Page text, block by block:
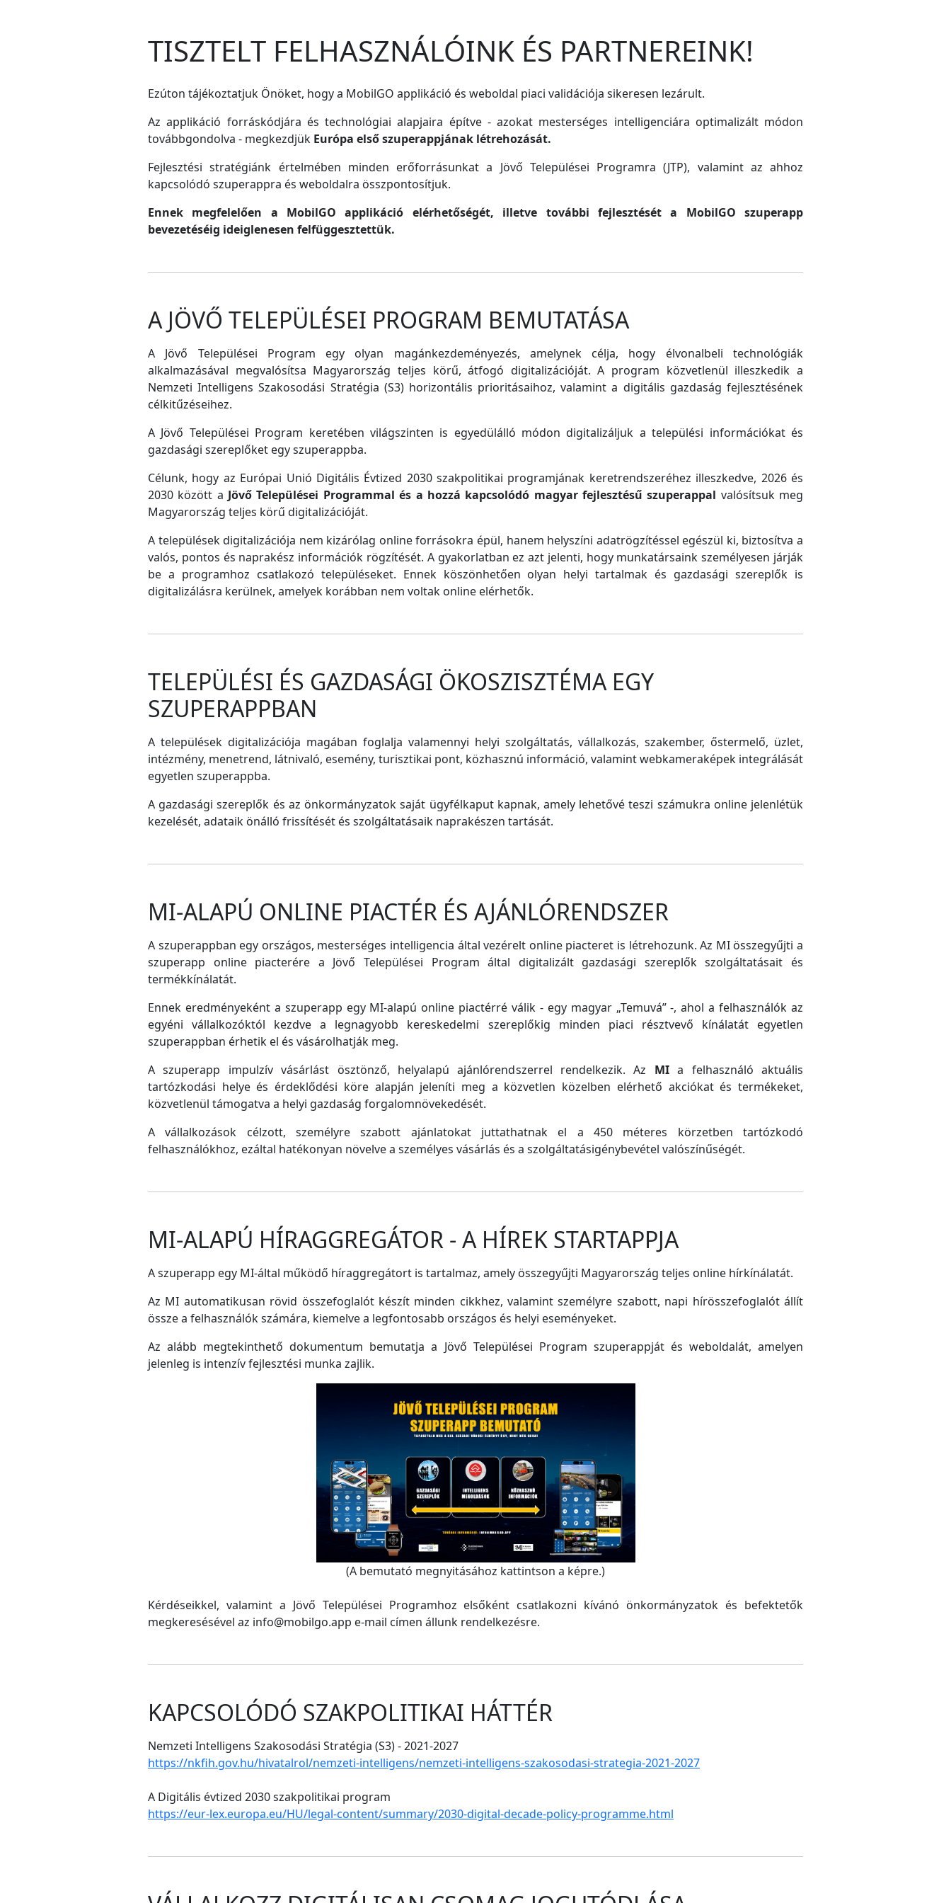
TISZTELT FELHASZNÁLÓINK ÉS PARTNEREINK!
Ezúton tájékoztatjuk Önöket, hogy a MobilGO applikáció és weboldal piaci validációja sikeresen lezárult.
Az applikáció forráskódjára és technológiai alapjaira építve - azokat mesterséges intelligenciára optimalizált módon
továbbgondolva - megkezdjük Európa első szuperappjának létrehozását.
Fejlesztési stratégiánk értelmében minden erőforrásunkat a Jövő Települései Programra (JTP), valamint az ahhoz
kapcsolódó szuperappra és weboldalra összpontosítjuk.
Ennek megfelelően a MobilGO applikáció elérhetőségét, illetve további fejlesztését a MobilGO szuperapp
bevezetéséig ideiglenesen felfüggesztettük.
A JÖVŐ TELEPÜLÉSEI PROGRAM BEMUTATÁSA
A Jövő Települései Program egy olyan magánkezdeményezés, amelynek célja, hogy élvonalbeli technológiák
alkalmazásával megvalósítsa Magyarország teljes körű, átfogó digitalizációját. A program közvetlenül illeszkedik a
Nemzeti Intelligens Szakosodási Stratégia (S3) horizontális prioritásaihoz, valamint a digitális gazdaság fejlesztésének
célkitűzéseihez.
A Jövő Települései Program keretében világszinten is egyedülálló módon digitalizáljuk a települési információkat és
gazdasági szereplőket egy szuperappba.
Célunk, hogy az Európai Unió Digitális Évtized 2030 szakpolitikai programjának keretrendszeréhez illeszkedve, 2026 és
2030 között a Jövő Települései Programmal és a hozzá kapcsolódó magyar fejlesztésű szuperappal valósítsuk meg
Magyarország teljes körű digitalizációját.
A települések digitalizációja nem kizárólag online forrásokra épül, hanem helyszíni adatrögzítéssel egészül ki, biztosítva a
valós, pontos és naprakész információk rögzítését. A gyakorlatban ez azt jelenti, hogy munkatársaink személyesen járják
be a programhoz csatlakozó településeket. Ennek köszönhetően olyan helyi tartalmak és gazdasági szereplők is
digitalizálásra kerülnek, amelyek korábban nem voltak online elérhetők.
TELEPÜLÉSI ÉS GAZDASÁGI ÖKOSZISZTÉMA EGY
SZUPERAPPBAN
A települések digitalizációja magában foglalja valamennyi helyi szolgáltatás, vállalkozás, szakember, őstermelő, üzlet,
intézmény, menetrend, látnivaló, esemény, turisztikai pont, közhasznú információ, valamint webkameraképek integrálását
egyetlen szuperappba.
A gazdasági szereplők és az önkormányzatok saját ügyfélkaput kapnak, amely lehetővé teszi számukra online jelenlétük
kezelését, adataik önálló frissítését és szolgáltatásaik naprakészen tartását.
MI-ALAPÚ ONLINE PIACTÉR ÉS AJÁNLÓRENDSZER
A szuperappban egy országos, mesterséges intelligencia által vezérelt online piacteret is létrehozunk. Az MI összegyűjti a
szuperapp online piacterére a Jövő Települései Program által digitalizált gazdasági szereplők szolgáltatásait és
termékkínálatát.
Ennek eredményeként a szuperapp egy MI-alapú online piactérré válik - egy magyar „Temuvá” -, ahol a felhasználók az
egyéni vállalkozóktól kezdve a legnagyobb kereskedelmi szereplőkig minden piaci résztvevő kínálatát egyetlen
szuperappban érhetik el és vásárolhatják meg.
A szuperapp impulzív vásárlást ösztönző, helyalapú ajánlórendszerrel rendelkezik. Az MIa felhasználó aktuális
tartózkodási helye és érdeklődési köre alapján jeleníti meg a közvetlen közelben elérhető akciókat és termékeket,
közvetlenül támogatva a helyi gazdaság forgalomnövekedését.
A vállalkozások célzott, személyre szabott ajánlatokat juttathatnak el a 450 méteres körzetben tartózkodó
felhasználókhoz, ezáltal hatékonyan növelve a személyes vásárlás és a szolgáltatásigénybevétel valószínűségét.
MI-ALAPÚ HÍRAGGREGÁTOR - A HÍREK STARTAPPJA
A szuperapp egy MI-által működő híraggregátort is tartalmaz, amely összegyűjti Magyarország teljes online hírkínálatát.
Az MI automatikusan rövid összefoglalót készít minden cikkhez, valamint személyre szabott, napi hírösszefoglalót állít
össze a felhasználók számára, kiemelve a legfontosabb országos és helyi eseményeket.
Az alább megtekinthető dokumentum bemutatja a Jövő Települései Program szuperappját és weboldalát, amelyen
jelenleg is intenzív fejlesztési munka zajlik.
(A bemutató megnyitásához kattintson a képre.)
Kérdéseikkel, valamint a Jövő Települései Programhoz elsőként csatlakozni kívánó önkormányzatok és befektetők
megkeresésével az info@mobilgo.app e-mail címen állunk rendelkezésre.
KAPCSOLÓDÓ SZAKPOLITIKAI HÁTTÉR
Nemzeti Intelligens Szakosodási Stratégia (S3) - 2021-2027
https://nkfih.gov.hu/hivatalrol/nemzeti-intelligens/nemzeti-intelligens-szakosodasi-strategia-2021-2027
A Digitális évtized 2030 szakpolitikai program
https://eur-lex.europa.eu/HU/legal-content/summary/2030-digital-decade-policy-programme.html